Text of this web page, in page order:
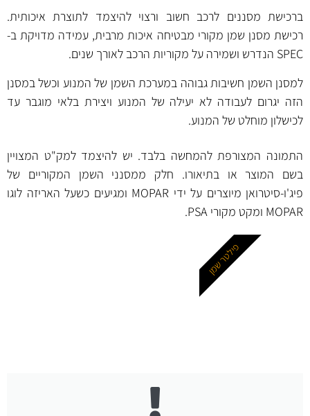
ברכישת מסננים לרכב חשוב ורצוי להיצמד לתוצרת איכותית.
רכישת מסנן שמן מקורי מבטיחה איכות מרבית, עמידה מדויקת ב-
SPEC הנדרש ושמירה על מקוריות הרכב לאורך שנים.
למסנן השמן חשיבות גבוהה במערכת השמן של המנוע וכשל במסנן
הזה יגרום לעבודה לא יעילה של המנוע ויצירת בלאי מוגבר עד
לכישלון מוחלט של המנוע.
התמונה המצורפת להמחשה בלבד. יש להיצמד למק"ט המצויין
בשם המוצר או בתיאורו. חלק ממסנני השמן המקוריים של
פיג'ו-סיטרואן מיוצרים על ידי MOPAR ומגיעים כשעל האריזה לוגו
MOPAR ומקט מקורי PSA.
פילטר שמן